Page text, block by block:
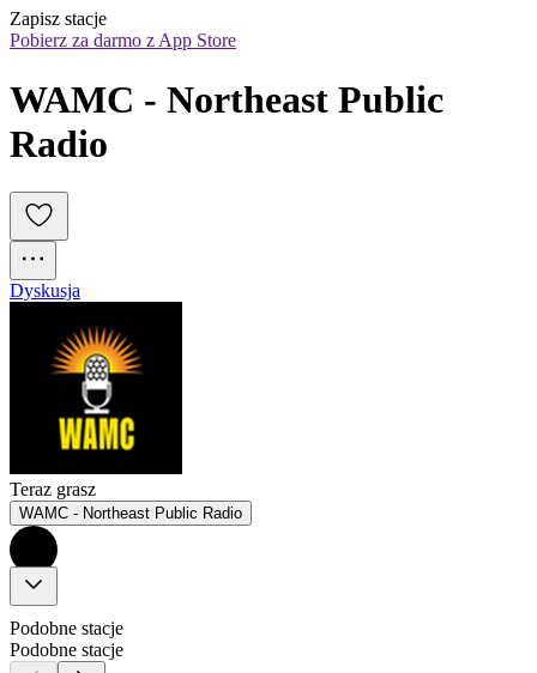
Zapisz stacje
Pobierz za darmo z App Store
WAMC - Northeast Public
Radio
Dyskusja
Teraz grasz
WAMC - Northeast Public Radio
Podobne stacje
Podobne stacje